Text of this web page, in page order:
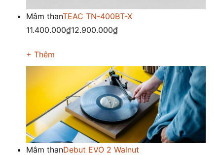
Mâm thanTEAC TN-400BT-X
11.400.000₫12.900.000₫
+ Thêm
Mâm thanDebut EVO 2 Walnut